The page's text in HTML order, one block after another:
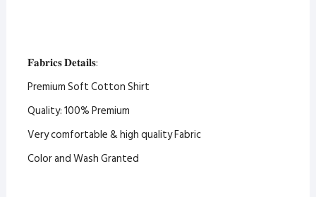
𝐅𝐚𝐛𝐫𝐢𝐜𝐬 𝐃𝐞𝐭𝐚𝐢𝐥𝐬:
Premium Soft Cotton Shirt
Quality: 100% Premium
Very comfortable & high quality Fabric
Color and Wash Granted